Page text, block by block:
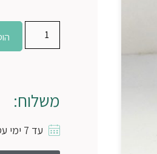
משלוח:
עד 7 ימי עסקים